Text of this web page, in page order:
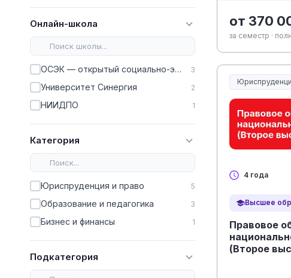
Онлайн-школа
ОСЭК — открытый социально-экономический колледж 3
Университет Синергия 2
НИИДПО 1
Категория
Юриспруденция и право 5
Образование и педагогика 3
Бизнес и финансы 1
Подкатегория
от 370
за семестр ·
4 года
Высшее
Правовое
(Второе